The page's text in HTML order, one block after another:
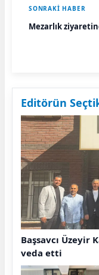
SONRAKI HABER
Mezarlık
Editörün
Başsavcı Üzeyir
veda etti